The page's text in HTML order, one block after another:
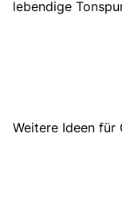
lebendige
Weitere Ideen